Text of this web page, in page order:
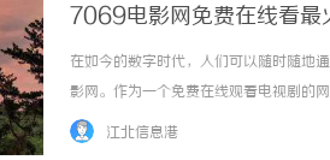
7069电影网免费在线看最
在如今的数字时代，人们可以随时随地
影网。作为一个免费在线观看电视剧的
受优质的影视作品。7069电影网的免
江北信息港